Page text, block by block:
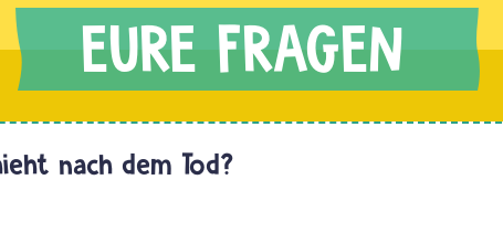
nach dem Tod?